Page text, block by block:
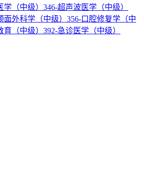
学（中级） 346-超声波医学（中级）
面外科学（中级） 356-口腔修复学（中
育（中级） 392-急诊医学（中级）